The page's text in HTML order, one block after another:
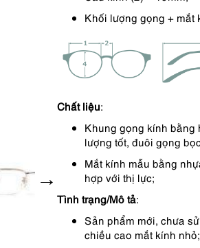
Khối lượng gọng + mắt
Chất liệu:
Khung gọng kính bằng
lượng tốt, đuôi gọng
Mắt kính mẫu bằng
hợp với thị lực;
Tình trạng/Mô tả:
Sản phẩm mới, chưa
chiều cao mắt kính nhỏ;